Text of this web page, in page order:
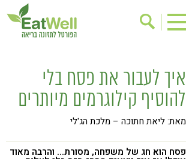
בישול בריא
אינדקס עסקים
ריפוי ומניעת מחלות
בריאות האישה
אירועים
שינוי תזונתי
איך לעבור את פסח בלי
להוסיף קילוגרמים מיותרים
מאת: ליאת חתוכה – מלכת הג'לי
פסח הוא חג של משפחה, מסורת... והרבה מאוד